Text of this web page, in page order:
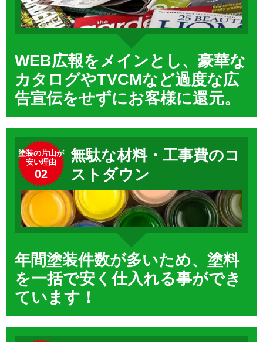
WEB広報をメインとし、豪華な
カタログやTVCMなど過度な広
告宣伝をせずにお客様に還元。
塗装の片山が
安い理由
02
無駄な材料・工事費のコ
ストダウン
年間塗装件数が多いため、塗料
を一括で安く仕入れる事ができ
ています！